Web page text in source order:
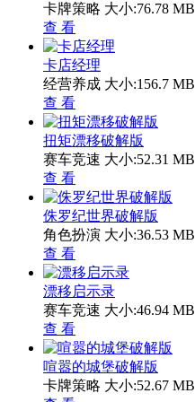
卡牌策略 大小:76.78 MB
查 看
卡店经理
经营养成 大小:156.7 MB
查 看
扭矩漂移破解版
赛车竞速 大小:52.31 MB
查 看
侏罗纪世界破解版
角色扮演 大小:36.53 MB
查 看
漂移启示录
赛车竞速 大小:46.94 MB
查 看
喧嚣的城堡破解版
卡牌策略 大小:52.67 MB